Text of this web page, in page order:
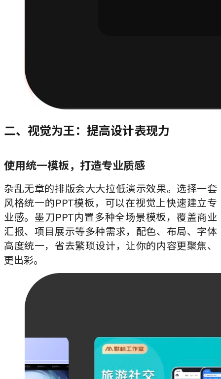
二、视觉为王：提高设计表现力
使用统一模板，打造专业质感
杂乱无章的排版会大大拉低演示效果。选择一套
风格统一的PPT模板，可以在视觉上快速建立专
业感。墨刀PPT内置多种全场景模板，覆盖商业
汇报、项目展示等多种需求，配色、布局、字体
高度统一，省去繁琐设计，让你的内容更聚焦、
更出彩。